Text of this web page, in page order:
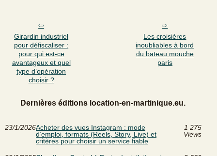
Girardin industriel
pour défiscaliser :
pour qui est-ce
avantageux et quel
type d’opération
choisir ?
Les croisières
inoubliables à bord
du bateau mouche
paris
Dernières éditions location-en-martinique.eu.
23/1/2026Acheter des vues Instagram : mode
d’emploi, formats (Reels, Story, Live) et
critères pour choisir un service fiable
1 275
Views